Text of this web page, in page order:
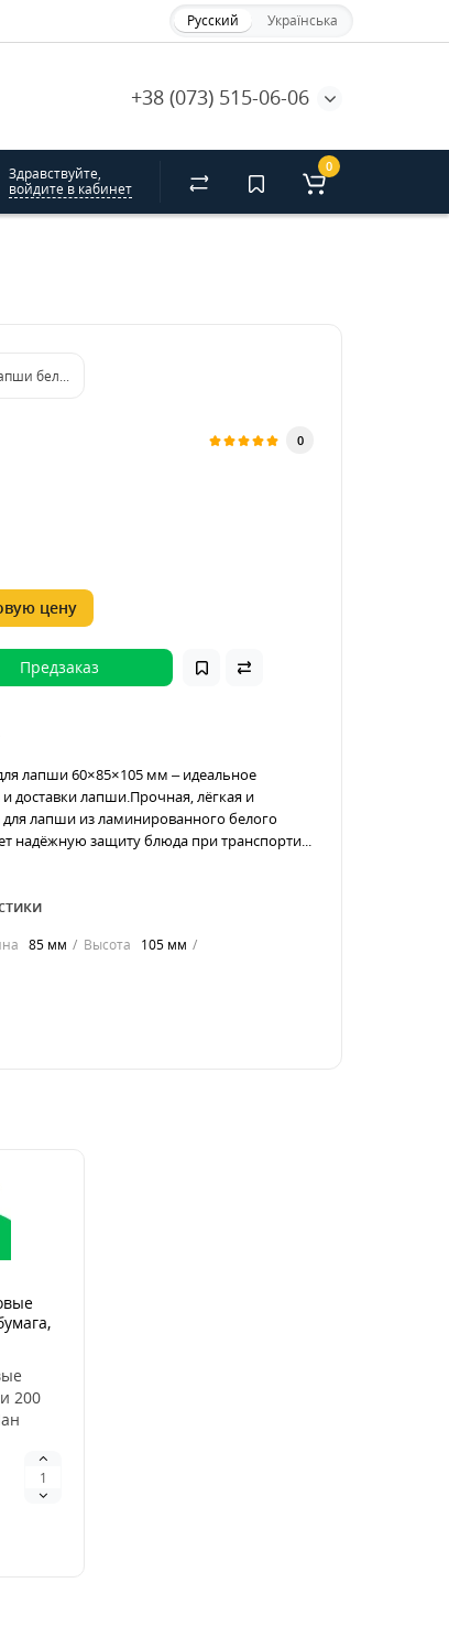
Русский Українська
+38 (073) 515-06-06
Здравствуйте,
войдите в кабинет
0
белая 60*75*90 мм 500 мл/300 г. HRC
0
цену
Предзаказ
лапши 60×85×105 мм – идеальное
доставки лапши.Прочная, лёгкая и
для лапши из ламинированного белого
надёжную защиту блюда при транспорти...
85 мм Высота 105 мм
200
— это